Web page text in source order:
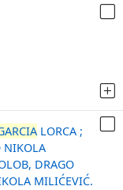
LORCA ;
NIKOLA
DRAGO
MILIĆEVIĆ.